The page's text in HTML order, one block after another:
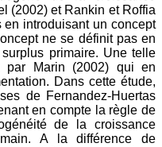
(2002) et Rankin et Roffia
introduisant un concept
ne se définit pas en
primaire. Une telle
par Marin (2002) qui en
Dans cette étude,
de Fernandez-Huertas
en compte la règle de
de la croissance
A la différence de